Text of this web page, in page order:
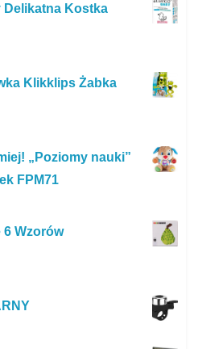
Kostka
Klikklips Żabka
„Poziomy nauki”
FPM71
6 Wzorów